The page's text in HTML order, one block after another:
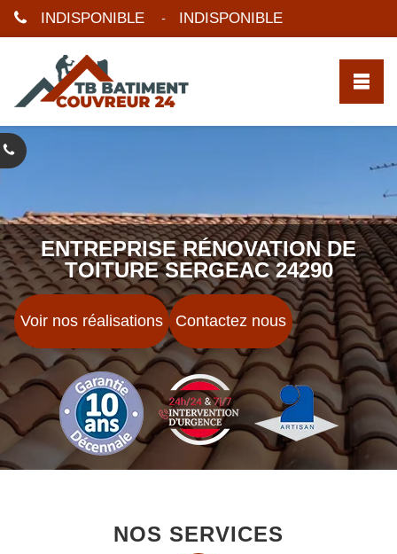
INDISPONIBLE - INDISPONIBLE
ENTREPRISE RÉNOVATION DE
TOITURE SERGEAC 24290
Voir nos réalisations Contactez nous
NOS SERVICES